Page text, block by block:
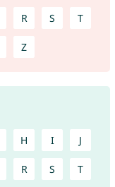
R S T
Z
H I J
R S T